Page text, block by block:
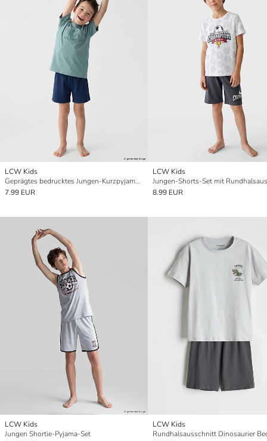
LCW Kids
Geprägtes bedrucktes Jungen-Kurzpyjama-Set
7.99 EUR
LCW Kids
Jungen-Shorts-Set mit
8.99 EUR
LCW Kids
Jungen Shortie-Pyjama-Set
LCW Kids